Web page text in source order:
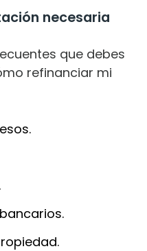
necesaria
que debes
refinanciar mi